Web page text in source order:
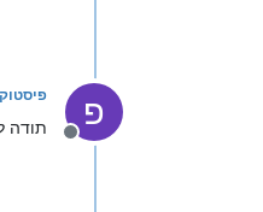
פ
מנותק
תודה